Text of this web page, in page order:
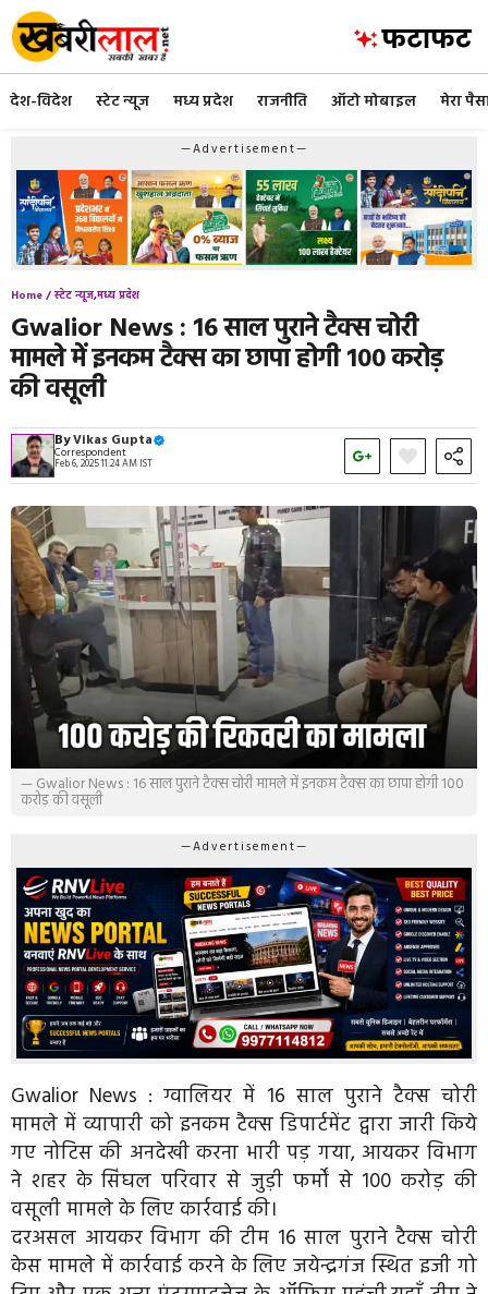
Skip
to
content
देश-विदेश स्टेट न्यूज मध्य प्रदेश राजनीति ऑटो मोबाइल मेरा
—Advertisement—
Home /स्टेट न्यूज,मध्य प्रदेश
Gwalior News : 16 साल पुराने टैक्स चोरी
मामले में इनकम टैक्स का छापा होगी 100 करोड़
की वसूली
ByVikas Gupta
Correspondent
Feb 6, 2025 11:24 AM IST
— Gwalior News : 16 साल पुराने टैक्स चोरी मामले में इनकम टैक्स का छापा होगी 100
करोड़ की वसूली
—Advertisement—
Gwalior News : ग्वालियर में 16 साल पुराने टैक्स चोरी
मामले में व्यापारी को इनकम टैक्स डिपार्टमेंट द्वारा जारी किये
गए नोटिस की अनदेखी करना भारी पड़ गया, आयकर विभाग
ने शहर के सिंघल परिवार से जुड़ी फर्मों से 100 करोड़ की
वसूली मामले के लिए कार्रवाई की।
दरअसल आयकर विभाग की टीम 16 साल पुराने टैक्स चोरी
केस मामले में कार्रवाई करने के लिए जयेन्द्रगंज स्थित इजी गो